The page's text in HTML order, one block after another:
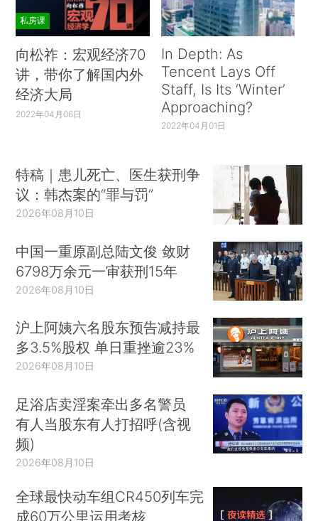
私房课
向松祚：宏观经济70
讲，带你了解国内外
经济大局
2022年04月06日
In Depth: As
Tencent Lays Off
Staff, Is Its ‘Winter’
Approaching?
2022年04月01日
特稿｜患儿死亡、医生获刑争
议：韩杰案的“罪与罚”
2026年08月10日
中国一重原副总陆文俊 敛财
6798万余元一审获刑15年
2026年08月10日
沪上阿姨六名股东预告减持最
多3.5%股权 单日重挫逾23%
2026年08月10日
足浴店卖淫案牵出多名警员
有人当股东有人打招呼(含视
频)
2026年08月10日
全球最快动车组CR450列车完
成60万公里运用考核